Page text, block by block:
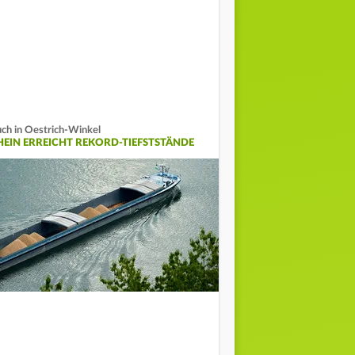
in Oestrich-Winkel
ERREICHT REKORD-TIEFSTSTÄNDE